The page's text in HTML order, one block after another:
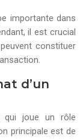
importante dans
il est crucial
constituer
d’un
qui joue un rôle
principale est de